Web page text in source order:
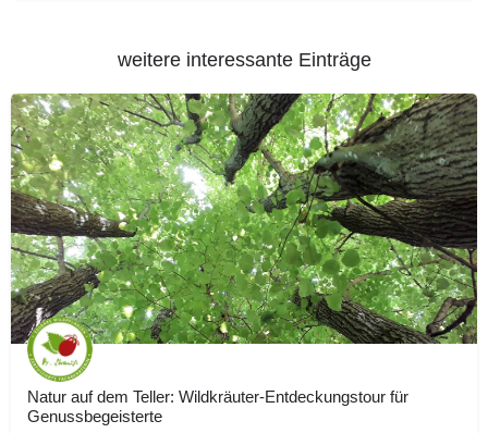
weitere interessante Einträge
Natur auf dem Teller: Wildkräuter-Entdeckungstour für
Genussbegeisterte